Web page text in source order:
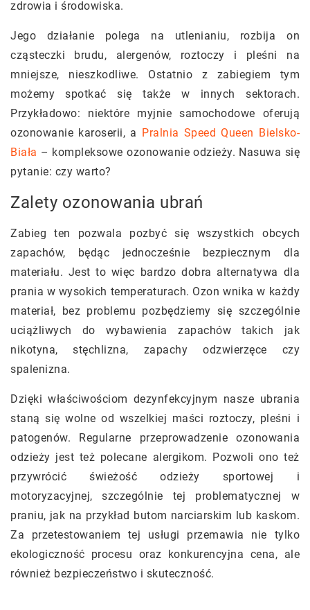
zdrowia i środowiska.
Jego działanie polega na utlenianiu, rozbija on
cząsteczki brudu, alergenów, roztoczy i pleśni na
mniejsze, nieszkodliwe. Ostatnio z zabiegiem tym
możemy spotkać się także w innych sektorach.
Przykładowo: niektóre myjnie samochodowe oferują
ozonowanie karoserii, a Pralnia Speed Queen Bielsko-
Biała – kompleksowe ozonowanie odzieży. Nasuwa się
pytanie: czy warto?
Zalety ozonowania ubrań
Zabieg ten pozwala pozbyć się wszystkich obcych
zapachów, będąc jednocześnie bezpiecznym dla
materiału. Jest to więc bardzo dobra alternatywa dla
prania w wysokich temperaturach. Ozon wnika w każdy
materiał, bez problemu pozbędziemy się szczególnie
uciążliwych do wybawienia zapachów takich jak
nikotyna, stęchlizna, zapachy odzwierzęce czy
spalenizna.
Dzięki właściwościom dezynfekcyjnym nasze ubrania
staną się wolne od wszelkiej maści roztoczy, pleśni i
patogenów. Regularne przeprowadzenie ozonowania
odzieży jest też polecane alergikom. Pozwoli ono też
przywrócić świeżość odzieży sportowej i
motoryzacyjnej, szczególnie tej problematycznej w
praniu, jak na przykład butom narciarskim lub kaskom.
Za przetestowaniem tej usługi przemawia nie tylko
ekologiczność procesu oraz konkurencyjna cena, ale
również bezpieczeństwo i skuteczność.